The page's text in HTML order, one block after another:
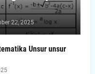
22, 2025
Unsur unsur